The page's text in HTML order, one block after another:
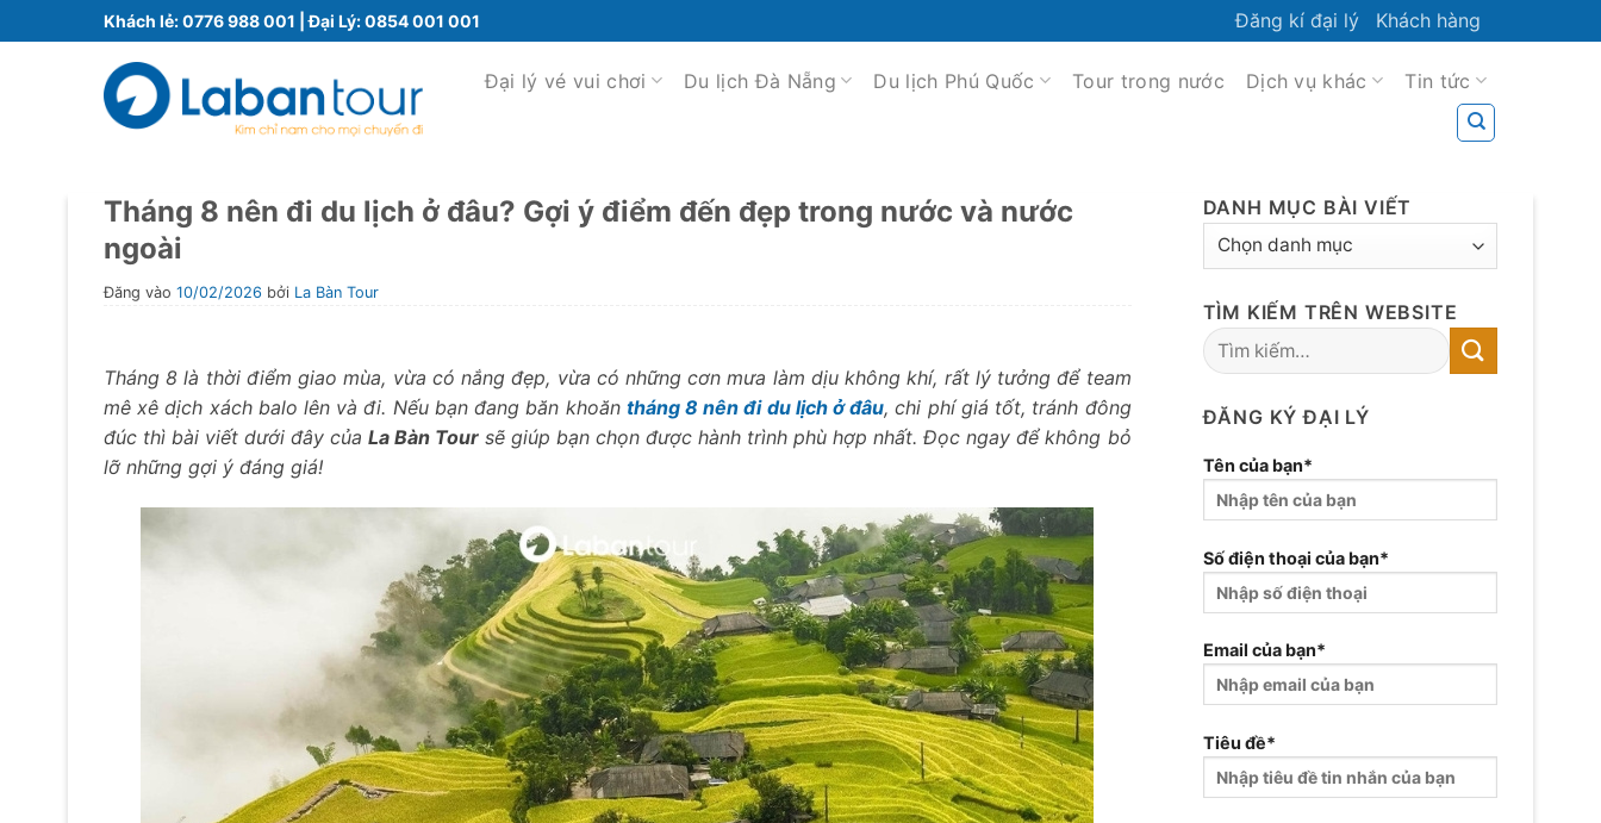
qua
Khách lẻ:0776 988 001 | Đại Lý:0854 001 001 Đăng kí đại lý Khách hàng
Đại lý vé vui chơi Du lịch Đà Nẵng Du lịch Phú Quốc Tour trong nước Dịch vụ khác Tin tức
Tháng 8 nên đi du lịch ở đâu? Gợi ý điểm đến đẹp trong nước và nước
ngoài
Đăng vào 10/02/2026 bởi La Bàn Tour
Tháng 8 là thời điểm giao mùa, vừa có nắng đẹp, vừa có những cơn mưa làm dịu không khí, rất lý tưởng để team
mê xê dịch xách balo lên và đi. Nếu bạn đang băn khoăn tháng 8 nên đi du lịch ở đâu, chi phí giá tốt, tránh đông
đúc thì bài viết dưới đây củaLa Bàn Tour sẽ giúp bạn chọn được hành trình phù hợp nhất. Đọc ngay để không bỏ
lỡ những gợi ý đáng giá!
DANH MỤC BÀI VIẾT
DANH
VIẾT
TÌM KIẾM TRÊN WEBSITE
ĐĂNG KÝ ĐẠI LÝ
Tên của bạn*
Số điện thoại của bạn*
Email của bạn*
Tiêu đề*